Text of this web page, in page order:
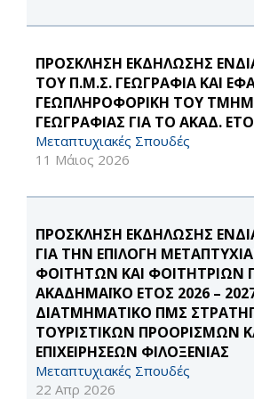
ΠΡΟΣΚΛΗΣΗ ΕΚΔΗΛΩΣΗΣ
ΤΟΥ Π.Μ.Σ. ΓΕΩΓΡΑΦΙΑ ΚΑΙ
ΓΕΩΠΛΗΡΟΦΟΡΙΚΗ ΤΟΥ
ΓΕΩΓΡΑΦΙΑΣ ΓΙΑ ΤΟ ΑΚΑΔ.
Μεταπτυχιακές Σπουδές
11 Μάιος 2026
ΠΡΟΣΚΛΗΣΗ ΕΚΔΗΛΩΣΗΣ
ΓΙΑ ΤΗΝ ΕΠΙΛΟΓΗ
ΦΟΙΤΗΤΩΝ ΚΑΙ ΦΟΙΤΗΤΡΙΩΝ
ΑΚΑΔΗΜΑΪΚΟ ΕΤΟΣ 2026 –
ΔΙΑΤΜΗΜΑΤΙΚΟ ΠΜΣ
ΤΟΥΡΙΣΤΙΚΩΝ ΠΡΟΟΡΙΣΜΩΝ
ΕΠΙΧΕΙΡΗΣΕΩΝ ΦΙΛΟΞΕΝΙΑΣ
Μεταπτυχιακές Σπουδές
22 Απρ 2026